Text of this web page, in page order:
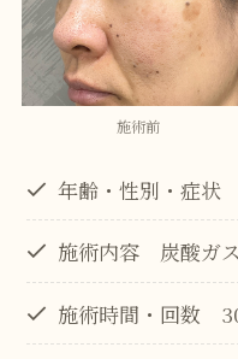
施術前
年齢・性別・症状
施術内容 炭酸ガ
施術時間・回数